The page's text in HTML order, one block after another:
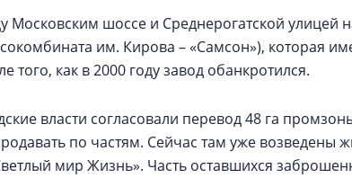
шоссе и Среднерогатской улицей
им. Кирова – «Самсон»), которая
того, как в 2000 году завод обанкротился.
власти согласовали перевод 48 га
по частям. Сейчас там уже возведены
мир Жизнь». Часть оставшихся